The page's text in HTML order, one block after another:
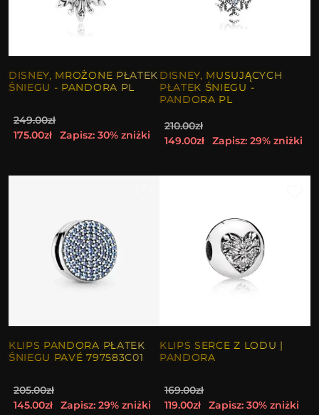
DISNEY, MROŻONE PŁATEK
ŚNIEGU - PANDORA PL
249.00zł
175.00zł
Zapisz: 30% zniżki
DISNEY, MUSUJĄCYCH
PŁATEK ŚNIEGU -
PANDORA PL
210.00zł
149.00zł
Zapisz: 29% zniżki
KLIPS PANDORA PŁATEK
ŚNIEGU PAVÉ 797583C01
205.00zł
145.00zł
Zapisz: 29% zniżki
KLIPS SERCE Z LODU |
PANDORA
169.00zł
119.00zł
Zapisz: 30% zniżki